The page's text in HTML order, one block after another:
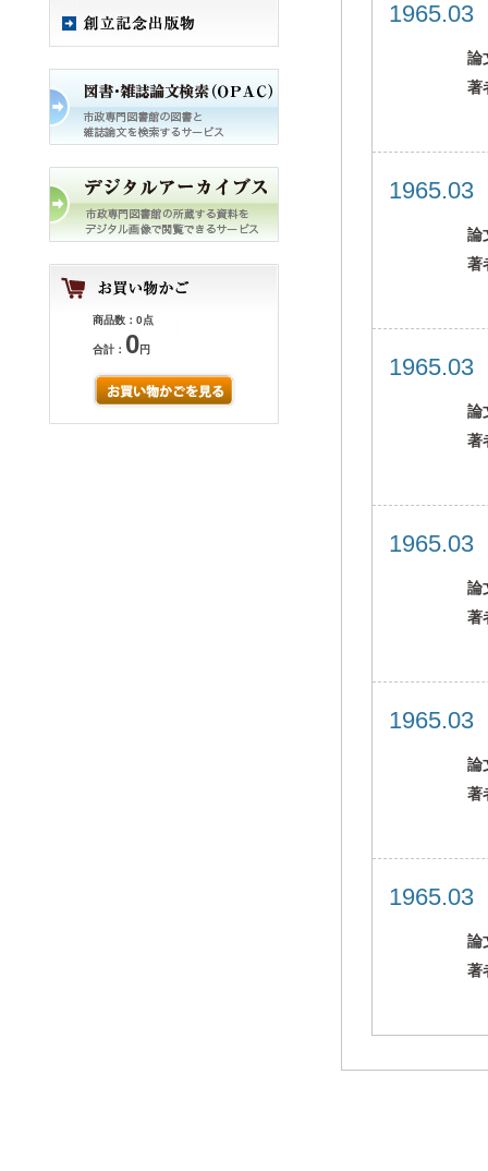
商品数：0点
合計： 0円
論
著
論
著
論
著
論
著
論
著
論
著